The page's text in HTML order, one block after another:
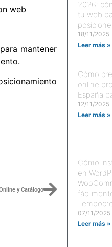
mantener
y Catálogo
2026:
tu web
18/11/2025
Leer más »
Cómo
online
España
12/11/2025
Leer más »
Cómo
en
07/11/2025
Leer más »